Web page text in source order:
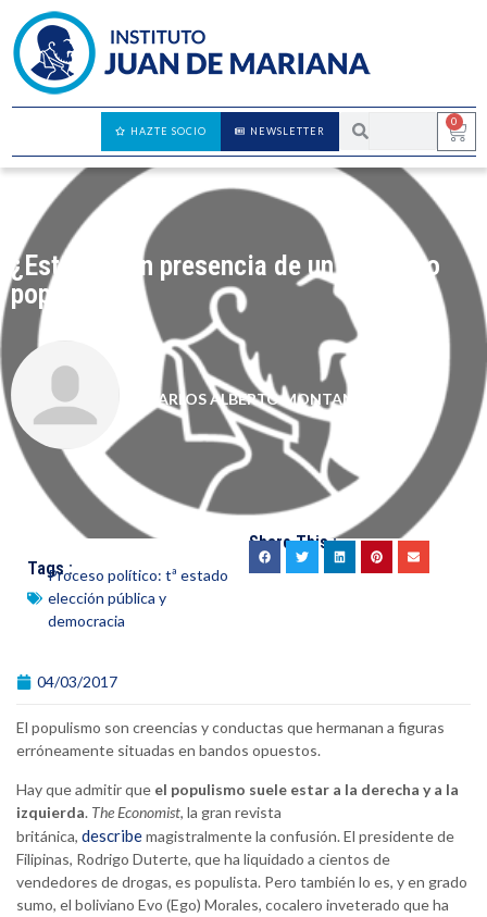
0
NEWSLETTER
HAZTE SOCIO
¿Estamos en presencia de un Gobierno
populista?
CARLOS ALBERTO MONTANER
Tags :Proceso político: tª estado
elección pública y
democracia
Share This :
04/03/2017
El populismo son creencias y conductas que hermanan a figuras
erróneamente situadas en bandos opuestos.
Hay que admitir que el populismo suele estar a la derecha y a la
izquierda. TheEconomist, la gran revista
británica, describemagistralmente la confusión. El presidente de
Filipinas, Rodrigo Duterte, que ha liquidado a cientos de
vendedores de drogas, es populista. Pero también lo es, y en grado
sumo, el boliviano Evo (Ego) Morales, cocalero inveterado que ha